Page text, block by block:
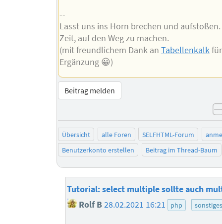
--
Lasst uns ins Horn brechen und
Zeit, auf den Weg zu machen.
(mit freundlichem Dank an Tabellenkalk
Ergänzung 😀)
Beitrag melden
Übersicht alle Foren SELFHTML-Forum
Benutzerkonto erstellen
Beitrag im Thread-Baum
Tutorial: select multiple sollte auch
Rolf B28.02.2021 16:21 php sonstiges